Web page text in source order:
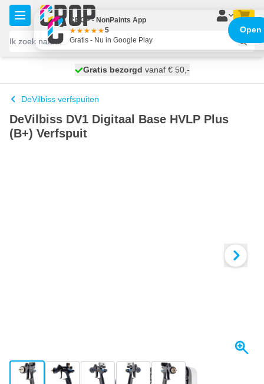
Ga naar de inhoud
morgen bezorgd
Gratis bezorgd vanaf € 50,-
100 dagen
DeVilbiss verfspuiten
DeVilbiss DV1 Digitaal Base HVLP Plus
(B+) Verfspuit
View larger imageView larger imageView larger imageView larger imageView larger image
CROP - NonPaints App
5
Gratis - Nu in Google Play
Open